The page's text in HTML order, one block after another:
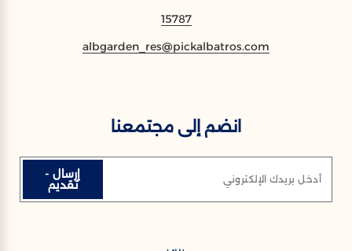
15787
albgarden_res@pickalbatros.com
انضم إلى مجتمعنا
أدخل بريدك الإلكتروني إرسال -
تقديم